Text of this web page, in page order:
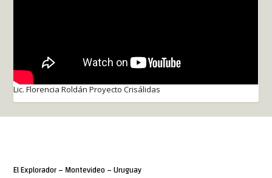
Lic. Florencia Roldán Proyecto Crisálidas
El Explorador – Montevideo – Uruguay